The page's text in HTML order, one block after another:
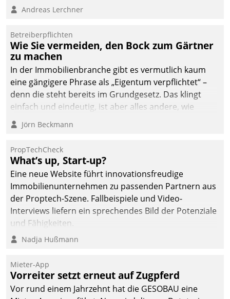
Andreas Lerchner
Betreiberpflichten
Wie Sie vermeiden, den Bock zum Gärtner
zu machen
In der Immobilienbranche gibt es vermutlich kaum
eine gängigere Phrase als „Eigentum verpflichtet“ –
denn die steht bereits im Grundgesetz. Das klingt
einfach und eindeutig, ist aber alles andere, wie
Branchenbeschäftigte wissen. Denn mit der
Verantwortung folgen Verpflichtungen.
Jörn Beckmann
PropTechCheck
What’s up, Start-up?
Eine neue Website führt innovationsfreudige
Immobilienunternehmen zu passenden Partnern aus
der Proptech-Szene. Fallbeispiele und Video-
Interviews liefern ein sprechendes Bild der Potenziale
und Fähigkeiten.
Nadja Hußmann
Mieter-App
Vorreiter setzt erneut auf Zugpferd
Vor rund einem Jahrzehnt hat die GESOBAU eine